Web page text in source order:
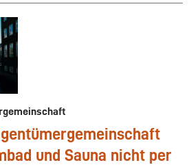
und Sauna nicht per